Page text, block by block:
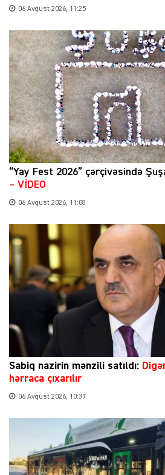
06 Avqust 2026, 11:25
“Yay Fest 2026” çərçivəsində
– VİDEO
06 Avqust 2026, 11:08
Sabiq nazirin mənzili satıldı:
hərraca çıxarılır
06 Avqust 2026, 10:37